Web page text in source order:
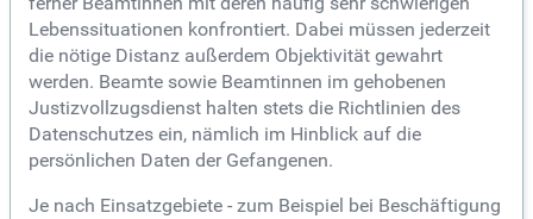
Lebenssituationen konfrontiert. Dabei müssen jederzeit
die nötige Distanz außerdem Objektivität gewahrt
werden. Beamte sowie Beamtinnen im gehobenen
Justizvollzugsdienst halten stets die Richtlinien des
Datenschutzes ein, nämlich im Hinblick auf die
persönlichen Daten der Gefangenen.
Je nach Einsatzgebiete - zum Beispiel bei Beschäftigung